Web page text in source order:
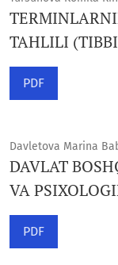
TAHLILI
PDF
Davletova Marina
DAVLAT
VA
PDF